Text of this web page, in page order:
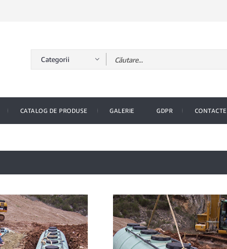
CATALOG DE PRODUSE GALERIE GDPR CONTACTE